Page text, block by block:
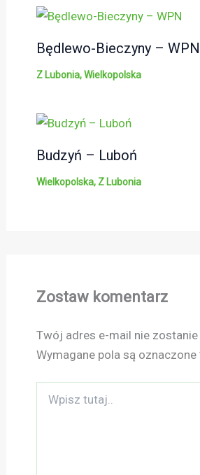
Będlewo-Bieczyny – WPN
Z Lubonia,Wielkopolska
Budzyń – Luboń
Wielkopolska, Z Lubonia
Zostaw komentarz
Twój adres e-mail nie zostanie
Wymagane pola są oznaczone
tutaj..